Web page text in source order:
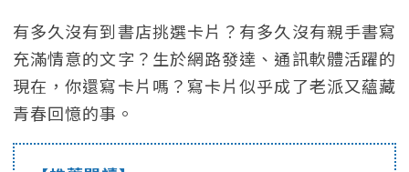
有多久沒有到書店挑選卡片？有多久沒有親手書寫
充滿情意的文字？生於網路發達、通訊軟體活躍的
現在，你還寫卡片嗎？寫卡片似乎成了老派又蘊藏
青春回憶的事。